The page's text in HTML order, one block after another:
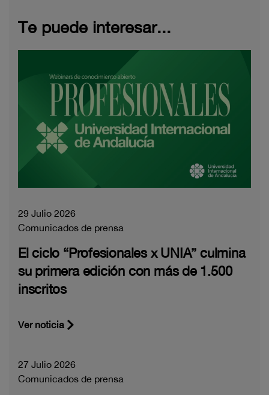
Te puede interesar...
29 Julio 2026
Comunicados de prensa
El ciclo “Profesionales x UNIA” culmina
su primera edición con más de 1.500
inscritos
Ver noticia
27 Julio 2026
Comunicados de prensa